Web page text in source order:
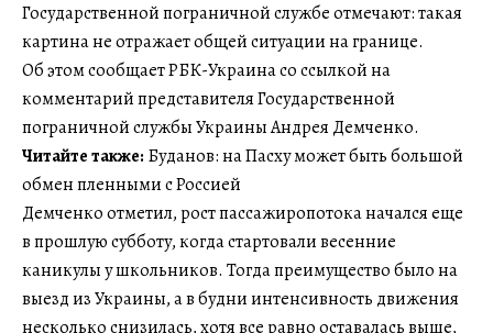
Государственной пограничной службе отмечают: такая
картина не отражает общей ситуации на границе.
Об этом сообщает РБК-Украина со ссылкой на
комментарий представителя Государственной
пограничной службы Украины Андрея Демченко.
Читайте также: Буданов: на Пасху может быть большой
обмен пленными с Россией
Демченко отметил, рост пассажиропотока начался еще
в прошлую субботу, когда стартовали весенние
каникулы у школьников. Тогда преимущество было на
выезд из Украины, а в будни интенсивность движения
несколько снизилась, хотя все равно оставалась выше,